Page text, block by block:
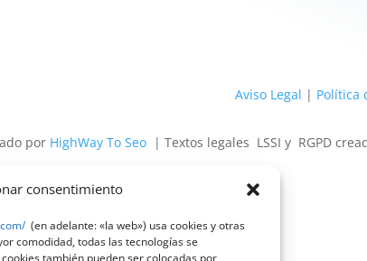
consentimiento
(en adelante: «la web») usa cookies y otras
comodidad, todas las tecnologías se
también pueden ser colocadas por
Aviso Legal | Política
por HighWay To Seo | Textos legales LSSI y RGPD